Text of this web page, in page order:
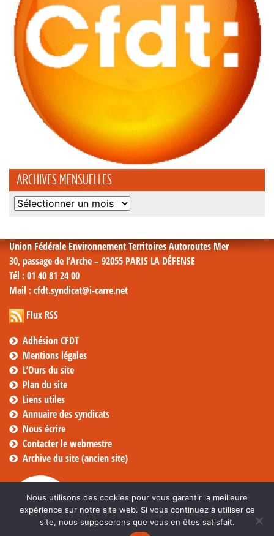
ARCHIVES MENSUELLES
Archives
Union Fédérale Environnement Territoires Autoroutes Mer
30, passage de l’Arche – 92055 PARIS LA DÉFENSE
Tél : 01 40 81 24 00
Mail : cfdt.syndicat@i-carre.net
Flux RSS
Adhésion CFDT
Mentions légales
L’Ours du site
Plan du site
Liens utiles
Annuaire des syndicats
Nous écrire
Contacter le webmestre
Archive du site (ancien site)
Nous utilisons des cookies pour vous garantir la meilleure
expérience sur notre site web. Si vous continuez à utiliser ce
site, nous supposerons que vous en êtes satisfait.